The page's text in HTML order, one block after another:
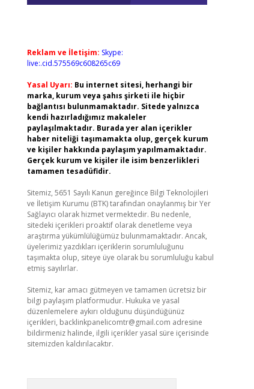
Reklam ve İletişim: Skype:
live:.cid.575569c608265c69
Yasal Uyarı: Bu internet sitesi, herhangi bir
marka, kurum veya şahıs şirketi ile hiçbir
bağlantısı bulunmamaktadır. Sitede yalnızca
kendi hazırladığımız makaleler
paylaşılmaktadır. Burada yer alan içerikler
haber niteliği taşımamakta olup, gerçek kurum
ve kişiler hakkında paylaşım yapılmamaktadır.
Gerçek kurum ve kişiler ile isim benzerlikleri
tamamen tesadüfidir.
Sitemiz, 5651 Sayılı Kanun gereğince Bilgi Teknolojileri
ve İletişim Kurumu (BTK) tarafından onaylanmış bir Yer
Sağlayıcı olarak hizmet vermektedir. Bu nedenle,
sitedeki içerikleri proaktif olarak denetleme veya
araştırma yükümlülüğümüz bulunmamaktadır. Ancak,
üyelerimiz yazdıkları içeriklerin sorumluluğunu
taşımakta olup, siteye üye olarak bu sorumluluğu kabul
etmiş sayılırlar.
Sitemiz, kar amacı gütmeyen ve tamamen ücretsiz bir
bilgi paylaşım platformudur. Hukuka ve yasal
düzenlemelere aykırı olduğunu düşündüğünüz
içerikleri, backlinkpanelicomtr@gmail.com adresine
bildirmeniz halinde, ilgili içerikler yasal süre içerisinde
sitemizden kaldırılacaktır.